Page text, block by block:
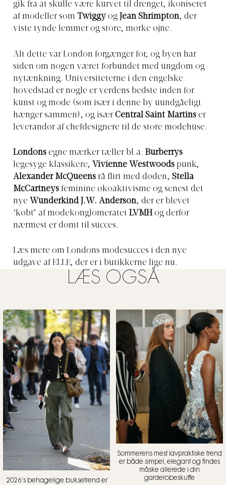
gik fra at skulle være kurvet til drenget, ikoniseret
af modeller som Twiggyog Jean Shrimpton, der
viste tynde lemmer og store, mørke øjne.
Alt dette var London forgænger for, og byen har
siden om nogen været forbundet med ungdom og
nytænkning. Universiteterne i den engelske
hovedstad er nogle er verdens bedste inden for
kunst og mode (som især i denne by uundgåeligt
hænger sammen), og især Central Saint Martins er
leverandør af chefdesignere til de store modehuse.
Londons egne mærker tæller bl.a. Burberrys
legesyge klassikere, Vivienne Westwoods punk,
Alexander McQueens rå flirt med døden, Stella
McCartneys feminine økoaktivisme og senest det
nye Wunderkind J.W. Anderson, der er blevet
‘købt’ af modekonglomeratet LVMHog derfor
nærmest er dømt til succes.
Læs mere om Londons modesucces i den nye
udgave af ELLE, der er i butikkerne lige nu.
LÆS OGSÅ
2026’s behagelige buksetrend er
Sommerens mest lavpraktiske trend
er både simpel, elegant og findes
måske allerede i din
garderobeskuffe